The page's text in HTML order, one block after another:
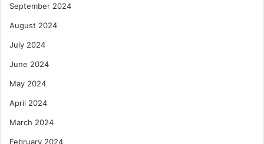
September 2024
August 2024
July 2024
June 2024
May 2024
April 2024
March 2024
February 2024